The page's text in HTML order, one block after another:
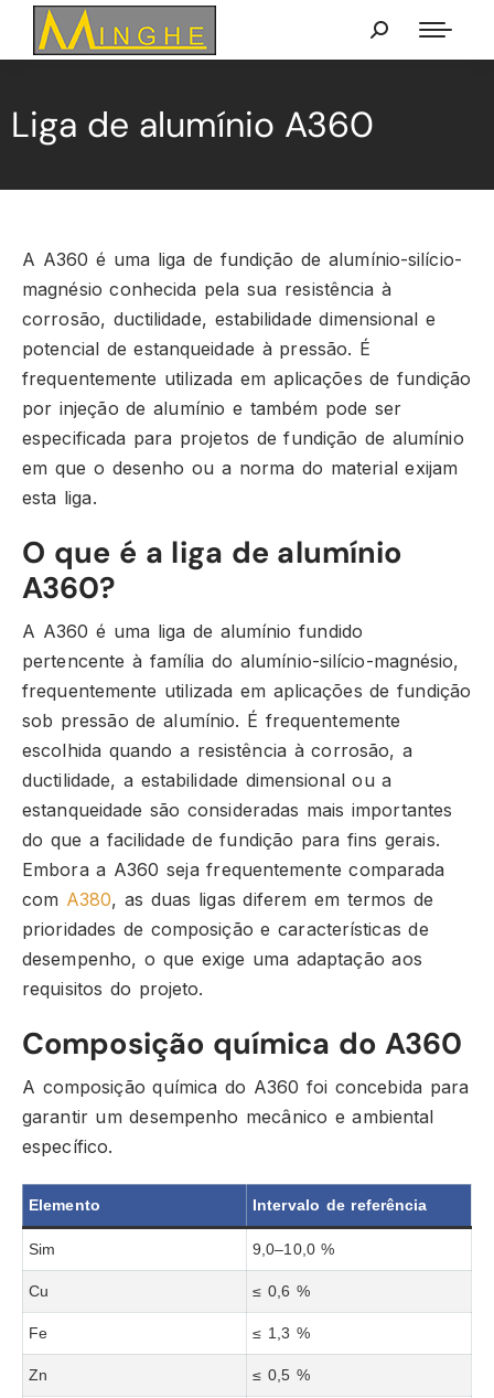
Liga de alumínio A360
A A360 é uma liga de fundição de alumínio-silício-
magnésio conhecida pela sua resistência à
corrosão, ductilidade, estabilidade dimensional e
potencial de estanqueidade à pressão. É
frequentemente utilizada em aplicações de fundição
por injeção de alumínio e também pode ser
especificada para projetos de fundição de alumínio
em que o desenho ou a norma do material exijam
esta liga.
O que é a liga de alumínio
A360?
A A360 é uma liga de alumínio fundido
pertencente à família do alumínio-silício-magnésio,
frequentemente utilizada em aplicações de fundição
sob pressão de alumínio. É frequentemente
escolhida quando a resistência à corrosão, a
ductilidade, a estabilidade dimensional ou a
estanqueidade são consideradas mais importantes
do que a facilidade de fundição para fins gerais.
Embora a A360 seja frequentemente comparada
com A380, as duas ligas diferem em termos de
prioridades de composição e características de
desempenho, o que exige uma adaptação aos
requisitos do projeto.
Composição química do A360
A composição química do A360 foi concebida para
garantir um desempenho mecânico e ambiental
específico.
Elemento Intervalo de referência
Sim 9,0–10,0 %
Cu ≤ 0,6 %
Fe ≤ 1,3 %
Zn ≤ 0,5 %